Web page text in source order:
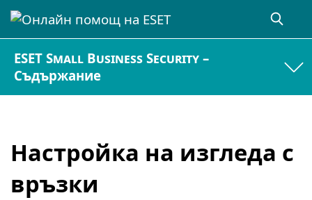
ESET Small Business Security –
Съдържание
Настройка на изгледа с
връзки